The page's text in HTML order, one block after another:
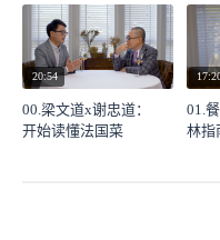
20:54
00.梁文道x谢忠道：
开始读懂法国菜
01.
林指